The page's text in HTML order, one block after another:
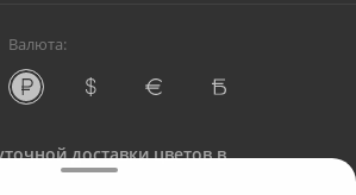
Валюта:
доставки цветов в